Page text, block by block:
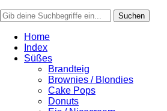
Home
Index
Süßes
Brandteig
Brownies / Blondies
Cake Pops
Donuts